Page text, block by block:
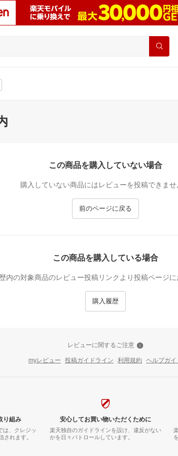
この商品を購入していない場合
購入していない商品にはレビューを投稿できませ
前のページに戻る
この商品を購入している場合
内の対象商品のレビュー投稿リンクより投稿ページに
購入履歴
レビューに関するご注意
myレビュー 投稿ガイドライン 利用規約 ヘルプガイ
り組み
は、クレジッ
されます。
安心してお買い物いただくために
楽天独自のガイドラインを設け、違反がない
かを日々パトロールしています。